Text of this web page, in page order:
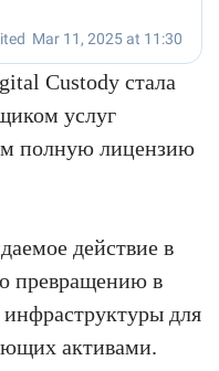
Custody стала
услуг
полную лицензию
действие в
превращению в
для
активами.